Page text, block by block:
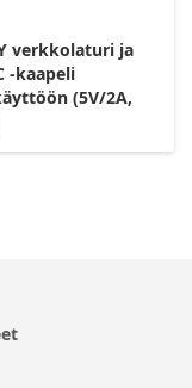
verkkolaturi ja
-kaapeli
(5V/2A,